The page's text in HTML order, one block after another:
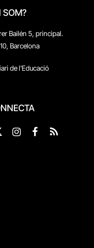
SOM?
Bailén 5, principal.
Barcelona
de l'Educació
Instagram
Facebook
RSS